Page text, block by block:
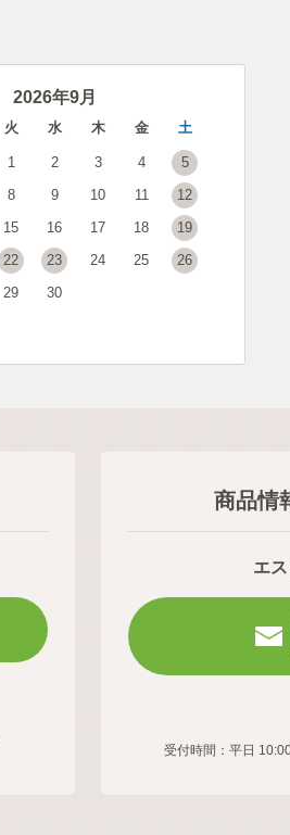
2026年9月
火 水 木 金 土
1 2 3 4
5
8 9 10 11
12
15 16 17 18
19
22 23 24 25
26
29 30
商品情
エ
受付時間：平日